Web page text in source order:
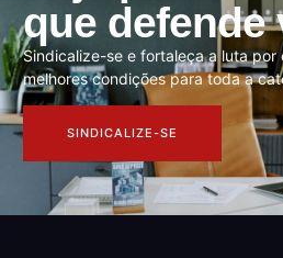
que defende
Sindicalize-se e fortaleça a luta por
melhores condições para toda a
SINDICALIZE-SE